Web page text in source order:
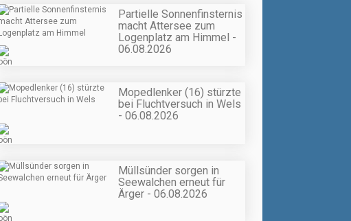
Partielle Sonnenfinsternis
macht Attersee zum
Logenplatz am Himmel -
06.08.2026
Mopedlenker (16) stürzte
bei Fluchtversuch in Wels
- 06.08.2026
Müllsünder sorgen in
Seewalchen erneut für
Ärger - 06.08.2026